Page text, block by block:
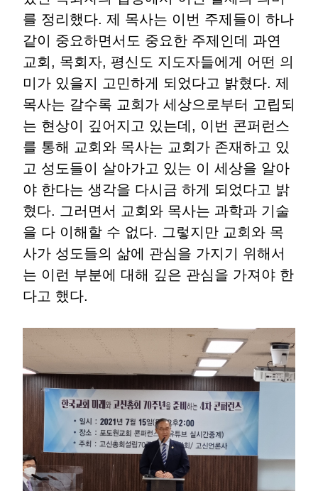
를 정리했다. 제 목사는 이번 주제들이 하나
같이 중요하면서도 중요한 주제인데 과연
교회, 목회자, 평신도 지도자들에게 어떤 의
미가 있을지 고민하게 되었다고 밝혔다. 제
목사는 갈수록 교회가 세상으로부터 고립되
는 현상이 깊어지고 있는데, 이번 콘퍼런스
를 통해 교회와 목사는 교회가 존재하고 있
고 성도들이 살아가고 있는 이 세상을 알아
야 한다는 생각을 다시금 하게 되었다고 밝
혔다. 그러면서 교회와 목사는 과학과 기술
을 다 이해할 수 없다. 그렇지만 교회와 목
사가 성도들의 삶에 관심을 가지기 위해서
는 이런 부분에 대해 깊은 관심을 가져야 한
다고 했다.